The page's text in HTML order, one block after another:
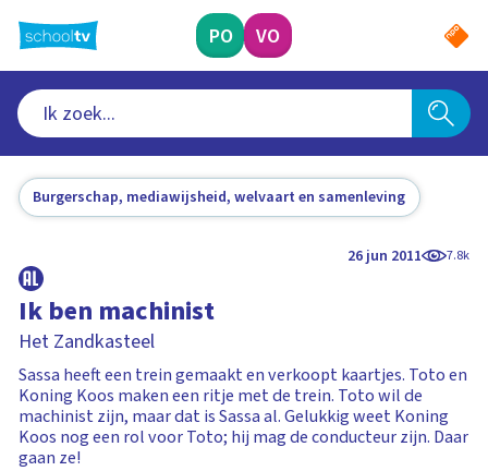
naar
hoofdinhoud
PO VO
Burgerschap, mediawijsheid, welvaart en samenleving
26 jun 2011 7.8k
Ik ben machinist
Het Zandkasteel
Sassa heeft een trein gemaakt en verkoopt kaartjes. Toto en
Koning Koos maken een ritje met de trein. Toto wil de
machinist zijn, maar dat is Sassa al. Gelukkig weet Koning
Koos nog een rol voor Toto; hij mag de conducteur zijn. Daar
gaan ze!